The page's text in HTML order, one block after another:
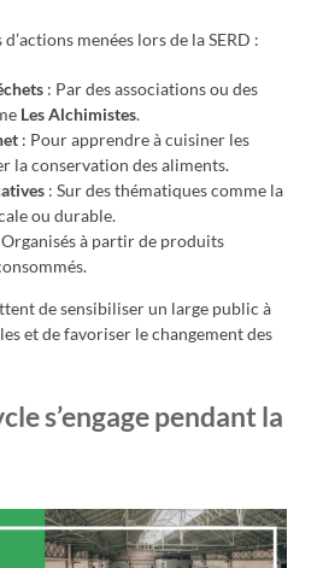
menées lors de la SERD :
: Par des associations ou des
Les Alchimistes.
: Pour apprendre à cuisiner les
la conservation des aliments.
: Sur des thématiques comme la
ou durable.
Organisés à partir de produits
de sensibiliser un large public à
et de favoriser le changement des
s’engage pendant la